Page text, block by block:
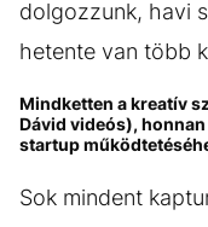
dolgozzunk, havi
hetente van több
Mindketten a kreatív
Dávid videós),
startup
Sok mindent